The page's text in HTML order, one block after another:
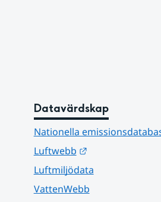
Datavärdskap
Nationella
Luftwebb
Länk till annan
Luftmiljödata
VattenWebb